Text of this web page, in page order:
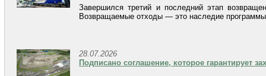
Завершился третий и последний этап
Возвращаемые отходы — это наследие
28.07.2026
Подписано соглашение, которое гарантирует